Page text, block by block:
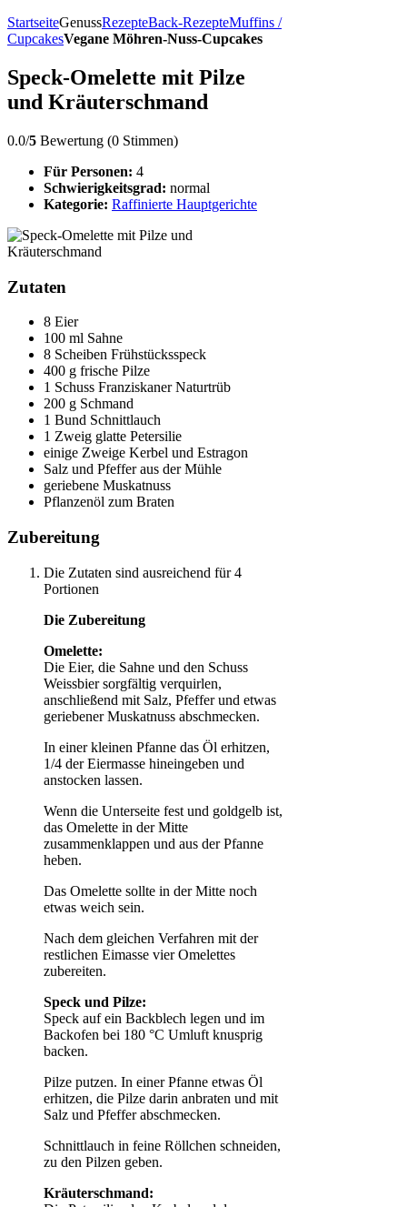
StartseiteGenussRezepteBack-RezepteMuffins /
CupcakesVegane Möhren-Nuss-Cupcakes
Speck-Omelette mit Pilze
und Kräuterschmand
0.0/5 Bewertung (0 Stimmen)
Für Personen: 4
Schwierigkeitsgrad: normal
Kategorie: Raffinierte Hauptgerichte
Zutaten
8 Eier
100 ml Sahne
8 Scheiben Frühstücksspeck
400 g frische Pilze
1 Schuss Franziskaner Naturtrüb
200 g Schmand
1 Bund Schnittlauch
1 Zweig glatte Petersilie
einige Zweige Kerbel und Estragon
Salz und Pfeffer aus der Mühle
geriebene Muskatnuss
Pflanzenöl zum Braten
Zubereitung
Die Zutaten sind ausreichend für 4
Portionen
Die Zubereitung
Omelette:
Die Eier, die Sahne und den Schuss
Weissbier sorgfältig verquirlen,
anschließend mit Salz, Pfeffer und etwas
geriebener Muskatnuss abschmecken.
In einer kleinen Pfanne das Öl erhitzen,
1/4 der Eiermasse hineingeben und
anstocken lassen.
Wenn die Unterseite fest und goldgelb ist,
das Omelette in der Mitte
zusammenklappen und aus der Pfanne
heben.
Das Omelette sollte in der Mitte noch
etwas weich sein.
Nach dem gleichen Verfahren mit der
restlichen Eimasse vier Omelettes
zubereiten.
Speck und Pilze:
Speck auf ein Backblech legen und im
Backofen bei 180 °C Umluft knusprig
backen.
Pilze putzen. In einer Pfanne etwas Öl
erhitzen, die Pilze darin anbraten und mit
Salz und Pfeffer abschmecken.
Schnittlauch in feine Röllchen schneiden,
zu den Pilzen geben.
Kräuterschmand: